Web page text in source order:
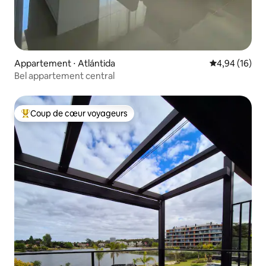
Appartement ⋅ Atlántida Évaluation
4,94 (16)
Bel appartement central
Coups de cœur voyageurs les plus appréciés
Coup de cœur voyageurs